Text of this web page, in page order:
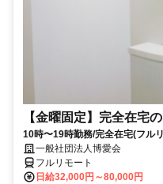
【金曜固定】完全在宅
10時〜19時勤務/完全在宅(フル
業務一般社団法人博愛会
フルリモート
日給32,000円～80,000円